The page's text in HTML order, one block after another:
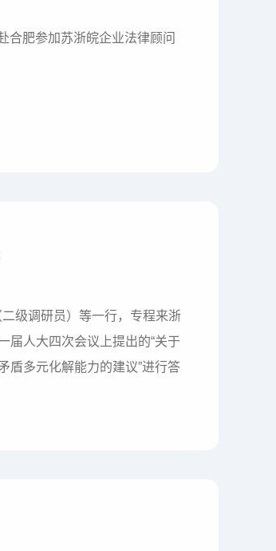
合肥参加苏浙皖企业法律顾问
级调研员）等一行，专程来浙
届人大四次会议上提出的“关于
盾多元化解能力的建议”进行答